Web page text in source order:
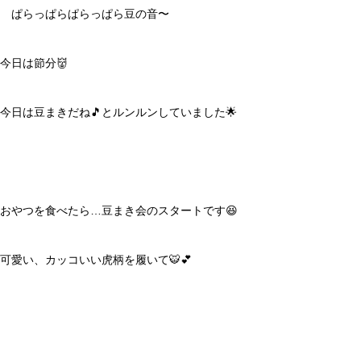
ぱらっぱらぱらっぱら豆の音〜
今日は節分👹
今日は豆まきだね🎵とルンルンしていました🌟
おやつを食べたら…豆まき会のスタートです😆
可愛い、カッコいい虎柄を履いて🐯💕